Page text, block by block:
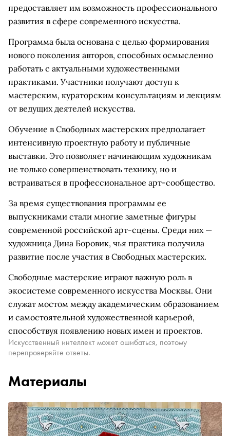
предоставляет им возможность профессионального
развития в сфере современного искусства.
Программа была основана с целью формирования
нового поколения авторов, способных осмысленно
работать с актуальными художественными
практиками. Участники получают доступ к
мастерским, кураторским консультациям и лекциям
от ведущих деятелей искусства.
Обучение в Свободных мастерских предполагает
интенсивную проектную работу и публичные
выставки. Это позволяет начинающим художникам
не только совершенствовать технику, но и
встраиваться в профессиональное арт-сообщество.
За время существования программы ее
выпускниками стали многие заметные фигуры
современной российской арт-сцены. Среди них —
художница Дина Боровик, чья практика получила
развитие после участия в Свободных мастерских.
Свободные мастерские играют важную роль в
экосистеме современного искусства Москвы. Они
служат мостом между академическим образованием
и самостоятельной художественной карьерой,
способствуя появлению новых имен и проектов.
Искусственный интеллект может ошибаться, поэтому
перепроверяйте ответы.
Материалы